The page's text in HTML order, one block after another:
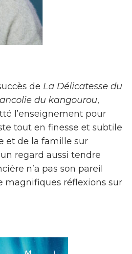
de La Délicatesse du
du kangourou,
l’enseignement pour
tout en finesse et subtile
et de la famille sur
regard aussi tendre
n’a pas son pareil
magnifiques réflexions sur